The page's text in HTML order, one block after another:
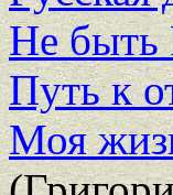
Не быть
Путь к
Моя